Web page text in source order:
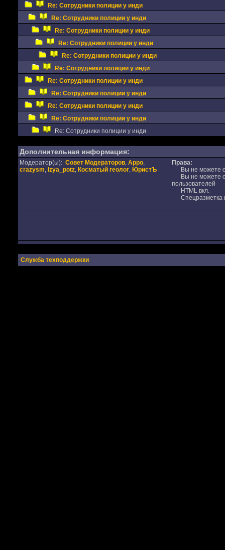
Re: Сотрудники полиции у инди
Re: Сотрудники полиции у инди
Re: Сотрудники полиции у инди
Re: Сотрудники полиции у инди
Re: Сотрудники полиции у инди
Re: Сотрудники полиции у инди
Re: Сотрудники полиции у инди
Re: Сотрудники полиции у инди
Re: Сотрудники полиции у инди
Re: Сотрудники полиции у инди
Re: Сотрудники полиции у инди
Дополнительная информация:
Модератор(ы): Совет Модераторов, Appo,
crazysm, Izya_potz, Косматый геолог, ЮристЪ
Права:
Вы не можете
Вы не можете
пользователей
HTML вкл.
Спецразметка
Служба техподдержки